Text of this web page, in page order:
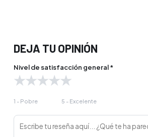
DEJA TU OPINIÓN
Nivel de satisfacción general *
★
★
★
★
★
1 - Pobre 5 - Excelente